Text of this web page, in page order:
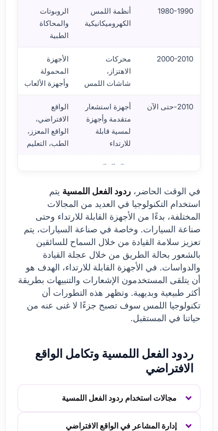
1980-1990
أنظمة اللمس
الكهروميكانيكية
الروبوتات
والمحاكاة
الطبية
2000-2010
محركات
الاهتزاز،
شاشات اللمس
الأجهزة
المحمولة
وأجهزة الألعاب
2010-حتى الآن
أجهزة استشعار
متقدمة وأجهزة
لمسية قابلة
للارتداء
الواقع
الافتراضي،
الواقع المعزز،
الطب، التعليم
في الوقت الحاضر، ردود الفعل اللمسية يتم
استخدام التكنولوجيا في العديد من المجالات
المختلفة، بدءًا من الأجهزة القابلة للارتداء وحتى
صناعة السيارات. وخاصة في صناعة السيارات، يتم
تعزيز سلامة القيادة من خلال السماح للسائقين
بالشعور بحالة الطريق من خلال عجلة القيادة
والدواسات. في الأجهزة القابلة للارتداء، الهدف هو
أن يتلقى المستخدمون الإشعارات والتنبيهات بطريقة
أكثر طبيعية وبديهية. وتظهر هذه التطورات أن
تكنولوجيا اللمس سوف تصبح جزءًا لا غنى عنه من
حياتنا في المستقبل.
ردود الفعل اللمسية وتكامل الواقع
الافتراضي
مجالات استخدام ردود الفعل اللمسية
إدارة المشاعر في الواقع الافتراضي